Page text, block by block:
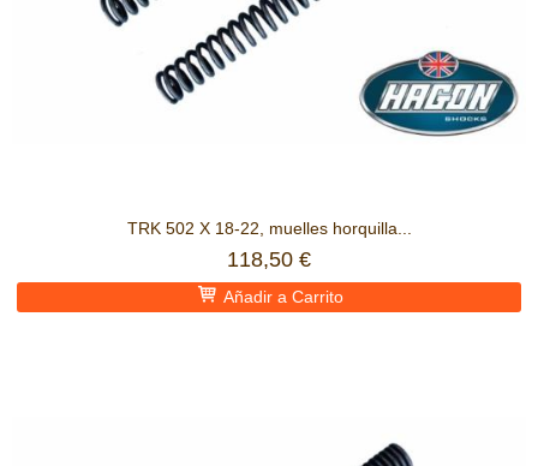
TRK 502 X 18-22, muelles horquilla...
118,50 €
Añadir a Carrito